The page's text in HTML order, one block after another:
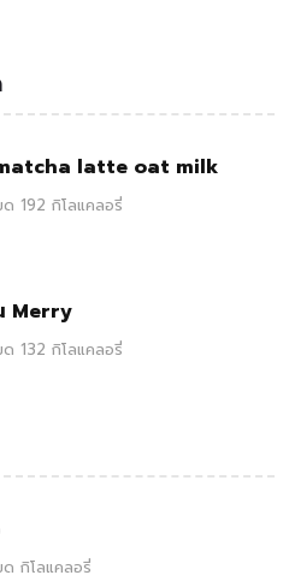
latte oat milk
192 กิโลแคลอรี่
Merry
132 กิโลแคลอรี่
กิโลแคลอรี่